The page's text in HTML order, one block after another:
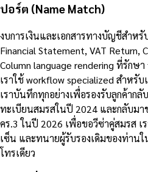
ปอร์ต (Name Match)
งบการเงินและเอกสารทางบัญชีสำหรั
Financial Statement, VAT Return,
Column language rendering ที่รักษ
เราใช้ workflow specialized สำหรับ
เราบันทึกทุกอย่างเพื่อรองรับลูกค้ากลั
ทะเบียนสมรสในปี 2024 และกลับม
คร.3 ในปี 2026 เพื่อขอวีซ่าคู่สมรส เ
เซ็น และทนายผู้รับรองเดิมของท่าน
โทรเดียว